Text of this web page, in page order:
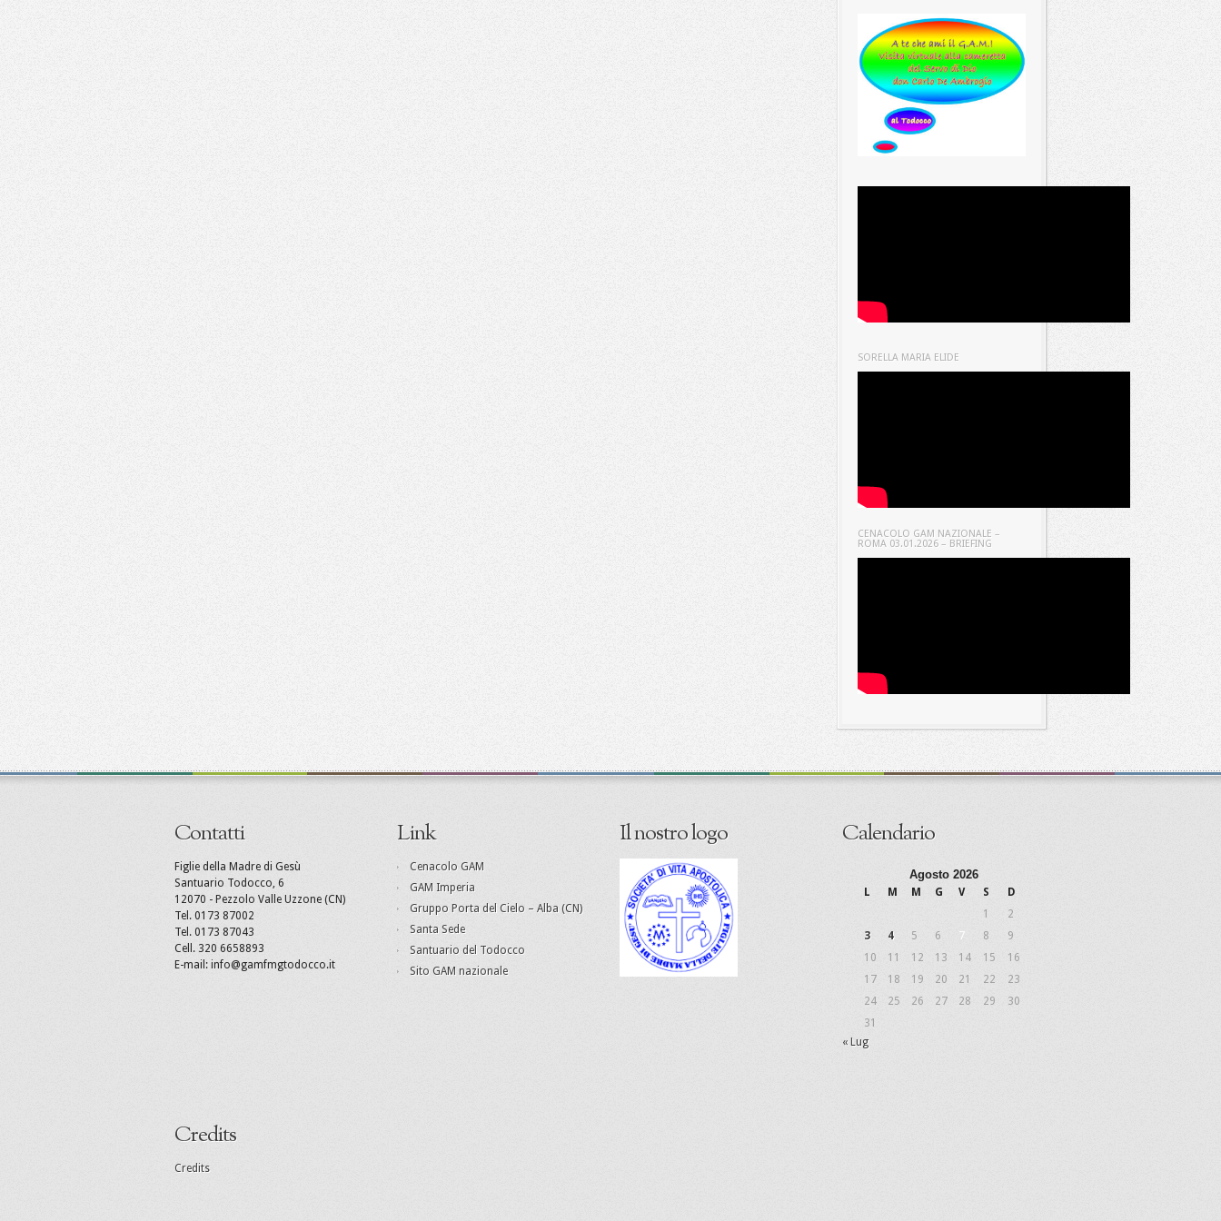
SORELLA MARIA ELIDE
CENACOLO GAM NAZIONALE –
ROMA 03.01.2026 – BRIEFING
Contatti
Figlie della Madre di Gesù
Santuario Todocco, 6
12070 - Pezzolo Valle Uzzone (CN)
Tel. 0173 87002
Tel. 0173 87043
Cell. 320 6658893
E-mail: info@gamfmgtodocco.it
Link
Cenacolo GAM
GAM Imperia
Gruppo Porta del Cielo – Alba (CN)
Santa Sede
Santuario del Todocco
Sito GAM nazionale
Il nostro logo Calendario
Agosto 2026
L M M G V S
D
1
2
3
4 5 6 7 8
9
10
11 12 13 14 15
16
17
18 19 20 21 22
23
24
25 26 27 28 29
30
31
« Lug
Credits
Credits